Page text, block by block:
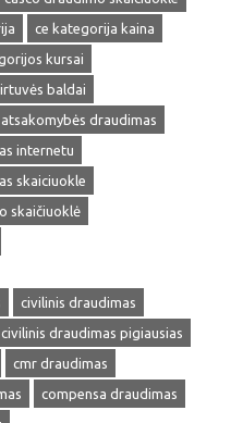
ce kategorija kaina
kursai
baldai
draudimas
internetu
skaiciuokle
skaičiuoklė
civilinis draudimas
civilinis draudimas pigiausias
cmr draudimas
compensa draudimas